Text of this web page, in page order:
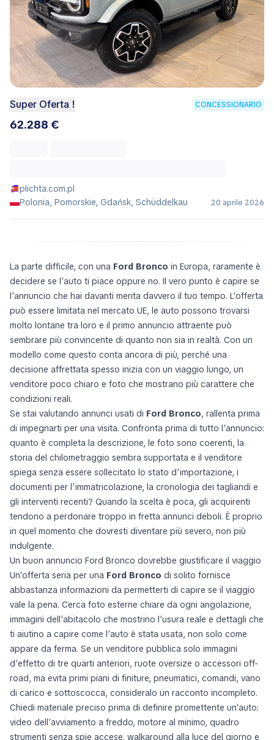
Super Oferta ! CONCESSIONARIO
62.288 €
plichta.com.pl
Polonia, Pomorskie, Gdańsk, Schüddelkau
20 aprile 2026
La parte difficile, con una Ford Bronco in Europa, raramente è
decidere se l’auto ti piace oppure no. Il vero punto è capire se
l’annuncio che hai davanti merita davvero il tuo tempo. L’offerta
può essere limitata nel mercato UE, le auto possono trovarsi
molto lontane tra loro e il primo annuncio attraente può
sembrare più convincente di quanto non sia in realtà. Con un
modello come questo conta ancora di più, perché una
decisione affrettata spesso inizia con un viaggio lungo, un
venditore poco chiaro e foto che mostrano più carattere che
condizioni reali.
Se stai valutando annunci usati di Ford Bronco, rallenta prima
di impegnarti per una visita. Confronta prima di tutto l’annuncio:
quanto è completa la descrizione, le foto sono coerenti, la
storia del chilometraggio sembra supportata e il venditore
spiega senza essere sollecitato lo stato d’importazione, i
documenti per l’immatricolazione, la cronologia dei tagliandi e
gli interventi recenti? Quando la scelta è poca, gli acquirenti
tendono a perdonare troppo in fretta annunci deboli. È proprio
in quel momento che dovresti diventare più severo, non più
indulgente.
Un buon annuncio Ford Bronco dovrebbe giustificare il viaggio
Un’offerta seria per una Ford Bronco di solito fornisce
abbastanza informazioni da permetterti di capire se il viaggio
vale la pena. Cerca foto esterne chiare da ogni angolazione,
immagini dell’abitacolo che mostrino l’usura reale e dettagli che
ti aiutino a capire come l’auto è stata usata, non solo come
appare da ferma. Se un venditore pubblica solo immagini
d’effetto di tre quarti anteriori, ruote oversize o accessori off-
road, ma evita primi piani di finiture, pneumatici, comandi, vano
di carico e sottoscocca, consideralo un racconto incompleto.
Chiedi materiale preciso prima di definire promettente un’auto:
video dell’avviamento a freddo, motore al minimo, quadro
strumenti senza spie accese, walkaround alla luce del giorno e